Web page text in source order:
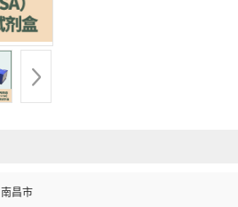
南昌市